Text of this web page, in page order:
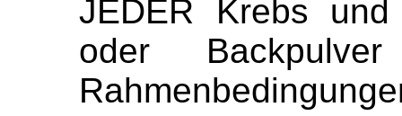
JEDER Krebs
oder